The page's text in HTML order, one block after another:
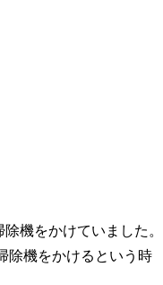
機をかけていました。
除機をかけるという時